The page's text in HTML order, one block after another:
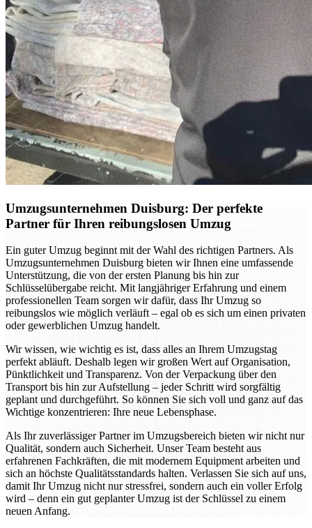
Umzugsunternehmen Duisburg: Der perfekte
Partner für Ihren reibungslosen Umzug
Ein guter Umzug beginnt mit der Wahl des richtigen Partners. Als
Umzugsunternehmen Duisburg bieten wir Ihnen eine umfassende
Unterstützung, die von der ersten Planung bis hin zur
Schlüsselübergabe reicht. Mit langjähriger Erfahrung und einem
professionellen Team sorgen wir dafür, dass Ihr Umzug so
reibungslos wie möglich verläuft – egal ob es sich um einen privaten
oder gewerblichen Umzug handelt.
Wir wissen, wie wichtig es ist, dass alles an Ihrem Umzugstag
perfekt abläuft. Deshalb legen wir großen Wert auf Organisation,
Pünktlichkeit und Transparenz. Von der Verpackung über den
Transport bis hin zur Aufstellung – jeder Schritt wird sorgfältig
geplant und durchgeführt. So können Sie sich voll und ganz auf das
Wichtige konzentrieren: Ihre neue Lebensphase.
Als Ihr zuverlässiger Partner im Umzugsbereich bieten wir nicht nur
Qualität, sondern auch Sicherheit. Unser Team besteht aus
erfahrenen Fachkräften, die mit modernem Equipment arbeiten und
sich an höchste Qualitätsstandards halten. Verlassen Sie sich auf uns,
damit Ihr Umzug nicht nur stressfrei, sondern auch ein voller Erfolg
wird – denn ein gut geplanter Umzug ist der Schlüssel zu einem
neuen Anfang.